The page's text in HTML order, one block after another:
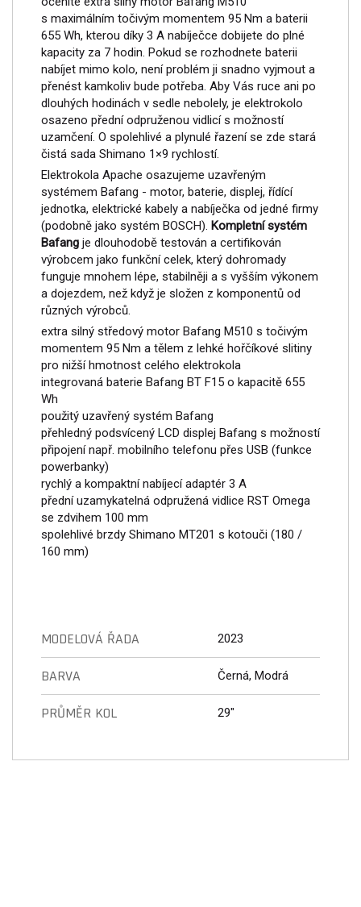
s maximálním točivým momentem 95 Nm a baterii
655 Wh, kterou díky 3 A nabíječce dobijete do plné
kapacity za 7 hodin. Pokud se rozhodnete baterii
nabíjet mimo kolo, není problém ji snadno vyjmout a
přenést kamkoliv bude potřeba. Aby Vás ruce ani po
dlouhých hodinách v sedle nebolely, je elektrokolo
osazeno přední odpruženou vidlicí s možností
uzamčení. O spolehlivé a plynulé řazení se zde stará
čistá sada Shimano 1×9 rychlostí.
Elektrokola Apache osazujeme uzavřeným
systémem Bafang - motor, baterie, displej, řídící
jednotka, elektrické kabely a nabíječka od jedné firmy
(podobně jako systém BOSCH). Kompletní systém
Bafang je dlouhodobě testován a certifikován
výrobcem jako funkční celek, který dohromady
funguje mnohem lépe, stabilněji a s vyšším výkonem
a dojezdem, než když je složen z komponentů od
různých výrobců.
extra silný středový motor Bafang M510 s točivým
momentem 95 Nm a tělem z lehké hořčíkové slitiny
pro nižší hmotnost celého elektrokola
integrovaná baterie Bafang BT F15 o kapacitě 655
Wh
použitý uzavřený systém Bafang
přehledný podsvícený LCD displej Bafang s možností
připojení např. mobilního telefonu přes USB (funkce
powerbanky)
rychlý a kompaktní nabíjecí adaptér 3 A
přední uzamykatelná odpružená vidlice RST Omega
se zdvihem 100 mm
spolehlivé brzdy Shimano MT201 s kotouči (180 /
160 mm)
MODELOVÁ ŘADA 2023
BARVA Černá, Modrá
PRŮMĚR KOL 29"